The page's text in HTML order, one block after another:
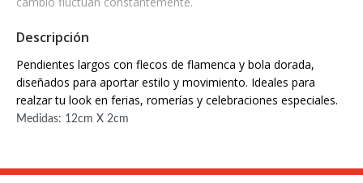
Descripción
Pendientes largos con flecos de flamenca y bola dorada,
diseñados para aportar estilo y movimiento. Ideales para
realzar tu look en ferias, romerías y celebraciones especiales.
Medidas: 12cm X 2cm